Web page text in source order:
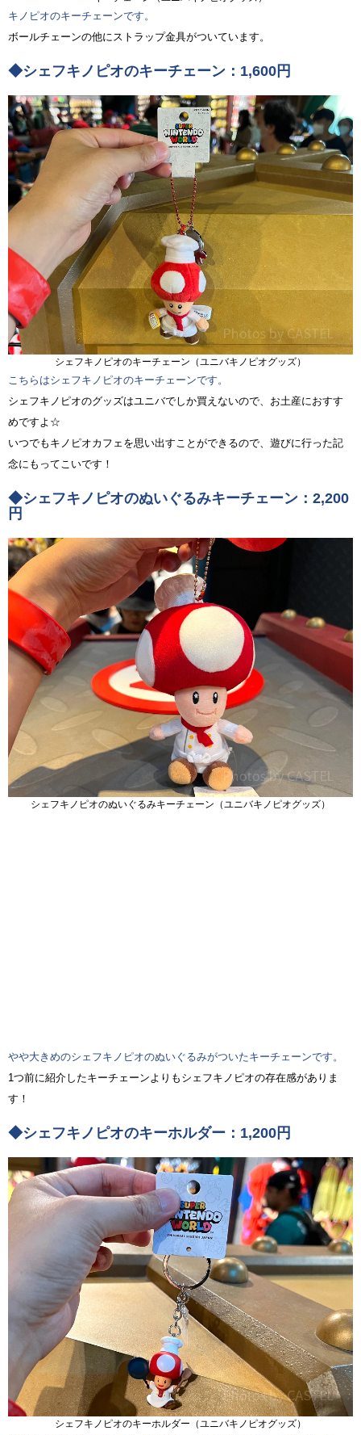
キノピオのキーチェーンです。
ボールチェーンの他にストラップ金具がついています。
◆シェフキノピオのキーチェーン：1,600円
シェフキノピオのキーチェーン（ユニバキノピオグッズ）
こちらはシェフキノピオのキーチェーンです。
シェフキノピオのグッズはユニバでしか買えないので、お土産におすす
めですよ☆
いつでもキノピオカフェを思い出すことができるので、遊びに行った記
念にもってこいです！
◆シェフキノピオのぬいぐるみキーチェーン：2,200
円
シェフキノピオのぬいぐるみキーチェーン（ユニバキノピオグッズ）
やや大きめのシェフキノピオのぬいぐるみがついたキーチェーンです。
1つ前に紹介したキーチェーンよりもシェフキノピオの存在感がありま
す！
◆シェフキノピオのキーホルダー：1,200円
シェフキノピオのキーホルダー（ユニバキノピオグッズ）